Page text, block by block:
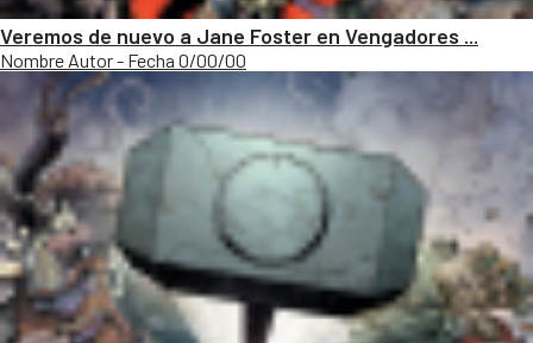
Veremos de nuevo a Jane Foster en Vengadores ...
Nombre Autor - Fecha 0/00/00